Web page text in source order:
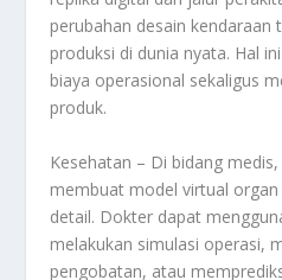
perubahan desain kendaraan
produksi di dunia nyata. Hal
biaya operasional sekaligus
produk.
Kesehatan – Di bidang
membuat model virtual
detail. Dokter dapat
melakukan simulasi operasi,
pengobatan, atau